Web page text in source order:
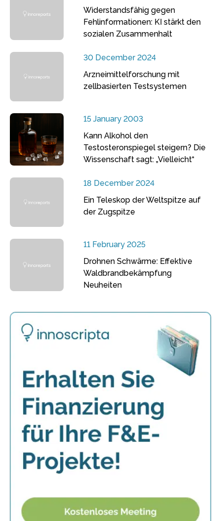
Widerstandsfähig gegen
Fehlinformationen: KI stärkt den
sozialen Zusammenhalt
30 December 2024
Arzneimittelforschung mit
zellbasierten Testsystemen
15 January 2003
Kann Alkohol den
Testosteronspiegel steigern? Die
Wissenschaft sagt: „Vielleicht“
18 December 2024
Ein Teleskop der Weltspitze auf
der Zugspitze
11 February 2025
Drohnen Schwärme: Effektive
Waldbrandbekämpfung
Neuheiten